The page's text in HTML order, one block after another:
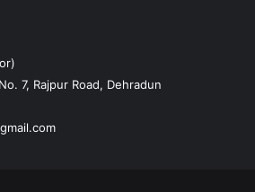
7, Rajpur Road, Dehradun